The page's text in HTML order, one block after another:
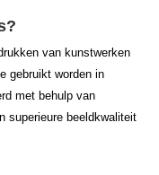
van kunstwerken
gebruikt worden in
met behulp van
superieure beeldkwaliteit